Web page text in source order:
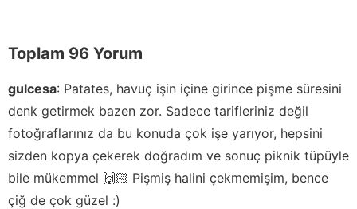
Toplam 96 Yorum
gulcesa: Patates, havuç işin içine girince pişme süresini
denk getirmek bazen zor. Sadece tarifleriniz değil
fotoğraflarınız da bu konuda çok işe yarıyor, hepsini
sizden kopya çekerek doğradım ve sonuç piknik tüpüyle
bile mükemmel 🙌🏻 Pişmiş halini çekmemişim, bence
çiğ de çok güzel :)